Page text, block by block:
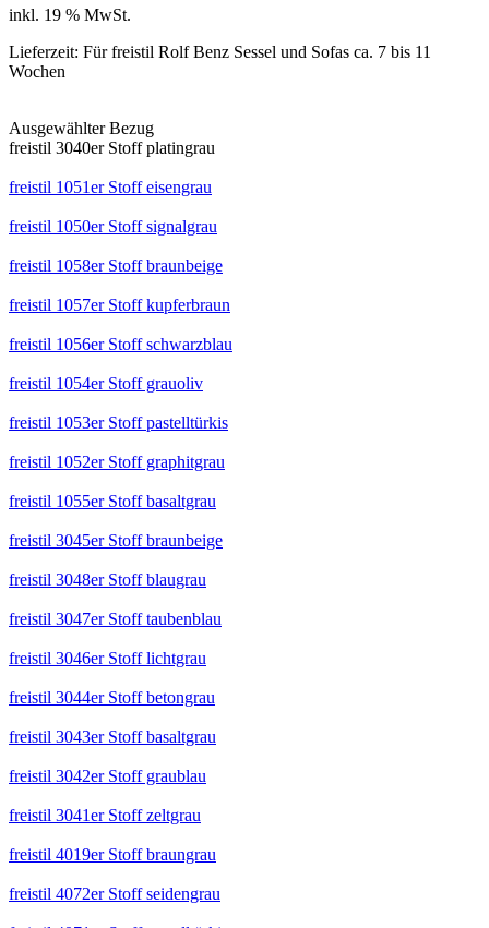
war:
inkl. 19 % MwSt.
Lieferzeit: Für freistil Rolf Benz Sessel und Sofas ca. 7 bis 11
Wochen
Ausgewählter Bezug
freistil 3040er Stoff platingrau
freistil 1051er Stoff eisengrau
freistil 1050er Stoff signalgrau
freistil 1058er Stoff braunbeige
freistil 1057er Stoff kupferbraun
freistil 1056er Stoff schwarzblau
freistil 1054er Stoff grauoliv
freistil 1053er Stoff pastelltürkis
freistil 1052er Stoff graphitgrau
freistil 1055er Stoff basaltgrau
freistil 3045er Stoff braunbeige
freistil 3048er Stoff blaugrau
freistil 3047er Stoff taubenblau
freistil 3046er Stoff lichtgrau
freistil 3044er Stoff betongrau
freistil 3043er Stoff basaltgrau
freistil 3042er Stoff graublau
freistil 3041er Stoff zeltgrau
freistil 4019er Stoff braungrau
freistil 4072er Stoff seidengrau